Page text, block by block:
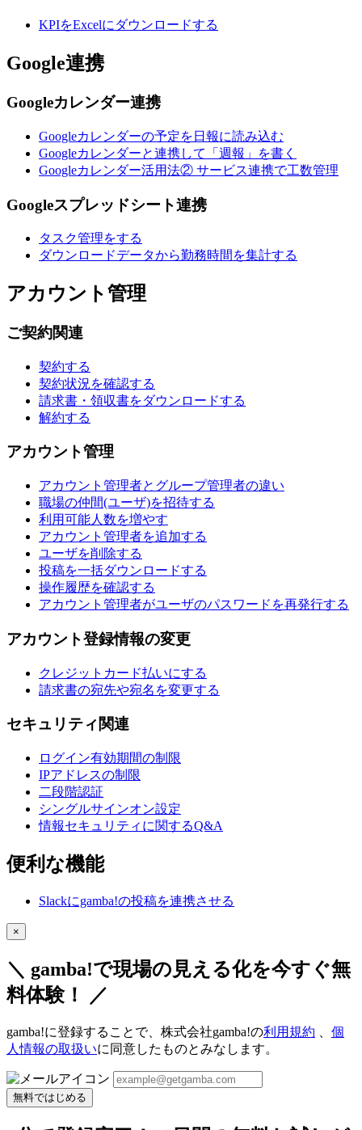
KPIをExcelにダウンロードする
Google連携
Googleカレンダー連携
Googleカレンダーの予定を日報に読み込む
Googleカレンダーと連携して「週報」を書く
Googleカレンダー活用法② サービス連携で工数管理
Googleスプレッドシート連携
タスク管理をする
ダウンロードデータから勤務時間を集計する
アカウント管理
ご契約関連
契約する
契約状況を確認する
請求書・領収書をダウンロードする
解約する
アカウント管理
アカウント管理者とグループ管理者の違い
職場の仲間(ユーザ)を招待する
利用可能人数を増やす
アカウント管理者を追加する
ユーザを削除する
投稿を一括ダウンロードする
操作履歴を確認する
アカウント管理者がユーザのパスワードを再発行する
アカウント登録情報の変更
クレジットカード払いにする
請求書の宛先や宛名を変更する
セキュリティ関連
ログイン有効期間の制限
IPアドレスの制限
二段階認証
シングルサインオン設定
情報セキュリティに関するQ&A
便利な機能
Slackにgamba!の投稿を連携させる
×
＼ gamba!で現場の見える化を今すぐ無
料体験！ ／
gamba!に登録することで、株式会社gamba!の利用規約
個
人情報の取扱いに同意したものとみなします。
無料ではじめる